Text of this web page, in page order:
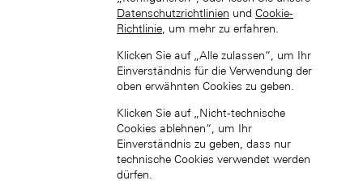
中國香港特別行政區 (ZH-HANT)
Datenschutzrichtlinien und Cookie-
Richtlinie , um mehr zu erfahren.
Klicken Sie auf „Alle zulassen“, um Ihr
Einverständnis für die Verwendung der
oben erwähnten Cookies zu geben.
Klicken Sie auf „Nicht-technische
Cookies ablehnen“, um Ihr
Einverständnis zu geben, dass nur
technische Cookies verwendet werden
dürfen.